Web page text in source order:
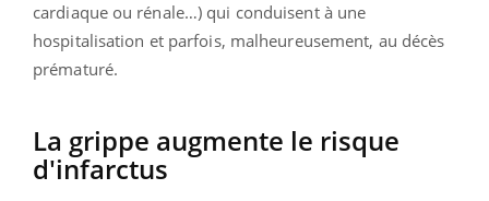
cardiaque ou rénale…) qui conduisent à une
hospitalisation et parfois, malheureusement, au décès
prématuré.
La grippe augmente le risque
d'infarctus